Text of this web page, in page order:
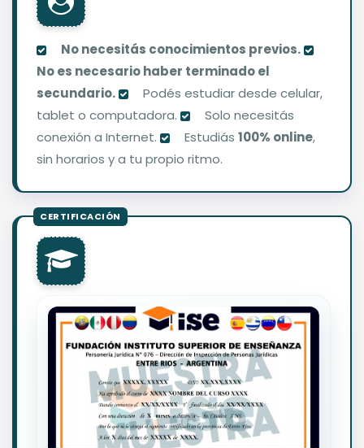
No necesitás conocimientos previos.
No es necesario haber terminado el
secundario.
Podés estudiar desde celular,
tablet o computadora.
Solo necesitás
conexión a Internet.
Estudiás 100% online,
sin horarios y a tu propio ritmo.